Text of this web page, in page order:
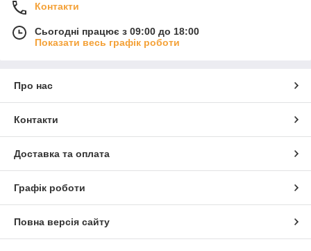
Контакти
Сьогодні працює з 09:00 до 18:00
Показати весь графік роботи
Про нас
Контакти
Доставка та оплата
Графік роботи
Повна версія сайту